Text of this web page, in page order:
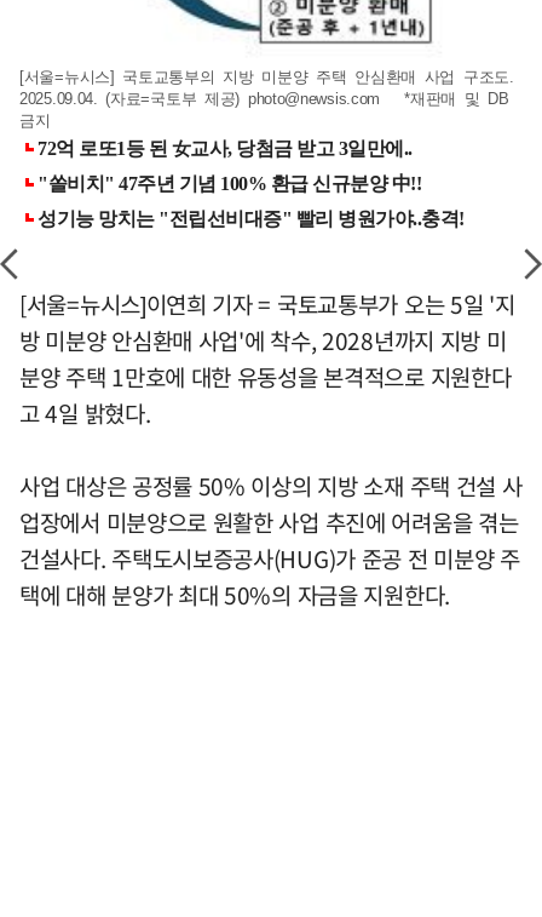
[서울=뉴시스] 국토교통부의 지방 미분양 주택 안심환매 사업 구조도.
2025.09.04. (자료=국토부 제공) photo@newsis.com *재판매 및 DB
금지
[서울=뉴시스]이연희 기자 = 국토교통부가 오는 5일 '지
방 미분양 안심환매 사업'에 착수, 2028년까지 지방 미
분양 주택 1만호에 대한 유동성을 본격적으로 지원한다
고 4일 밝혔다.
사업 대상은 공정률 50% 이상의 지방 소재 주택 건설 사
업장에서 미분양으로 원활한 사업 추진에 어려움을 겪는
건설사다. 주택도시보증공사(HUG)가 준공 전 미분양 주
택에 대해 분양가 최대 50%의 자금을 지원한다.